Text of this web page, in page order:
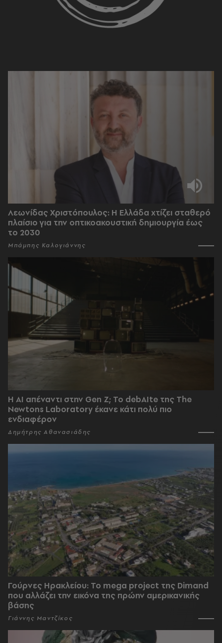
Λεωνίδας Χριστόπουλος: Η Ελλάδα χτίζει σταθερό
πλαίσιο για την οπτικοακουστική δημιουργία έως
το 2030
Μπάμπης Καλογιάννης
Η AI απέναντι στην Gen Z; Το debAIte της The
Newtons Laboratory έκανε κάτι πολύ πιο
ενδιαφέρον
Δημήτρης Αθανασιάδης
Γούρνες Ηρακλείου: To mega project της Dimand
που αλλάζει την εικόνα της πρώην αμερικανικής
βάσης
Γιάννης Μαντζίκος